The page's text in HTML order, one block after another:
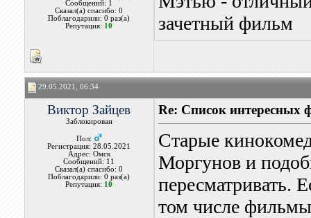
Сообщений: 1
Сказал(а) спасибо: 0
Поблагодарили: 0 раз(а)
Репутация: 10
зачетный фильм
29.05.2021, 06:34
Виктор Зайцев
Заблокирован
Пол:
Регистрация: 28.05.2021
Адрес: Омск
Сообщений: 11
Сказал(а) спасибо: 0
Поблагодарили: 0 раз(а)
Репутация: 10
Re: Список интересных
Старые
Моргунов и
пересматривать.
том числе фильмы